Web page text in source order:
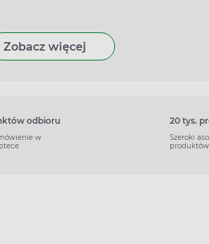
Zobacz więcej
odbioru
w
20 tys.
Szeroki
produktów